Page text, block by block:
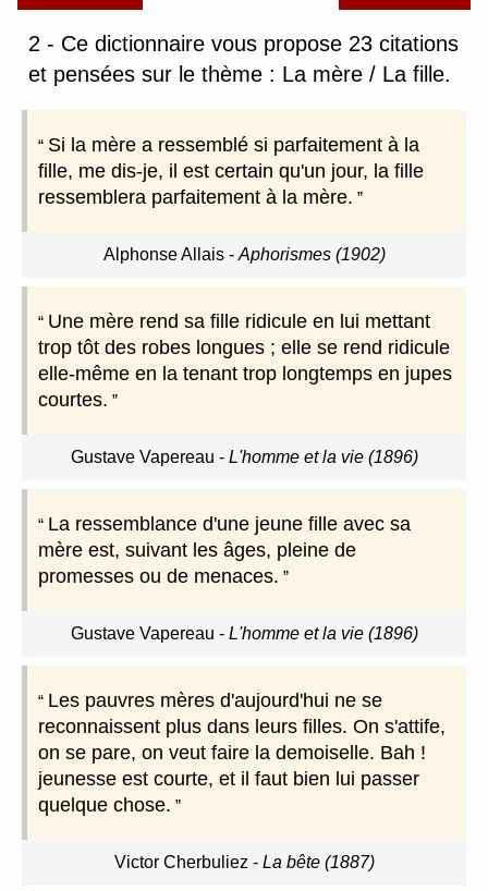
2 - Ce dictionnaire vous propose 23 citations
et pensées sur le thème : La mère / La fille.
Si la mère a ressemblé si parfaitement à la
fille, me dis-je, il est certain qu'un jour, la fille
ressemblera parfaitement à la mère.
Alphonse Allais- Aphorismes (1902)
Une mère rend sa fille ridicule en lui mettant
trop tôt des robes longues ; elle se rend ridicule
elle-même en la tenant trop longtemps en jupes
courtes.
Gustave Vapereau - L'homme et la vie (1896)
La ressemblance d'une jeune fille avec sa
mère est, suivant les âges, pleine de
promesses ou de menaces.
Gustave Vapereau - L'homme et la vie (1896)
Les pauvres mères d'aujourd'hui ne se
reconnaissent plus dans leurs filles. On s'attife,
on se pare, on veut faire la demoiselle. Bah !
jeunesse est courte, et il faut bien lui passer
quelque chose.
Victor Cherbuliez - La bête (1887)